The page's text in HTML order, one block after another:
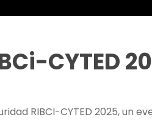
CYTED
RIBCI-CYTED 2025, un